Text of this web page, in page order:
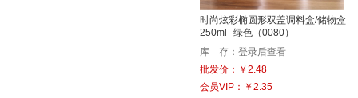
时尚炫彩椭圆形双盖调料盒/储物盒
250ml--绿色（0080）
库 存：登录后查看
批发价：￥2.48
会员VIP：￥2.35